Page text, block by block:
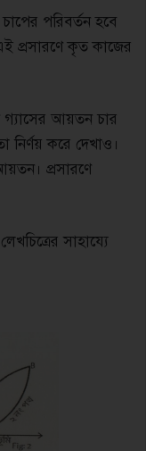
চাপের পরিবর্তন হবে
প্রসারণে কৃত কাজের
গ্যাসের আয়তন চার
নির্ণয় করে দেখাও।
প্রসারণে
সাহায্যে